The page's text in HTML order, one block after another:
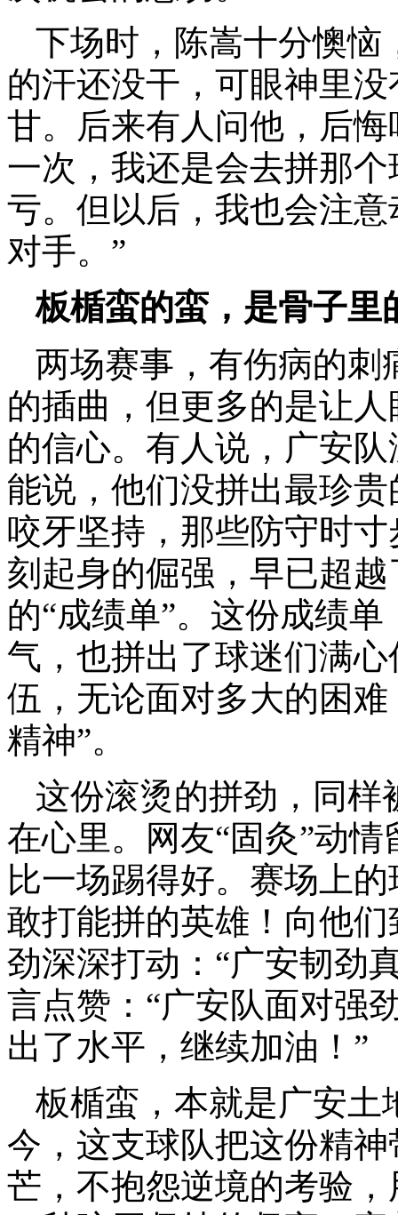
下场时，陈嵩十分懊恼
的汗还没干，可眼神里
甘。后来有人问他，后
一次，我还是会去拼那
亏。但以后，我也会注
对手。”
板楯蛮的蛮，是骨子里
两场赛事，有伤病的刺
的插曲，但更多的是让
的信心。有人说，广安
能说，他们没拼出最珍
咬牙坚持，那些防守时
刻起身的倔强，早已超
的“成绩单”。这份成绩
气，也拼出了球迷们满
伍，无论面对多大的困
精神”。
这份滚烫的拼劲，同样
在心里。网友“固灸”动
比一场踢得好。赛场上
敢打能拼的英雄！向他们
劲深深打动：“广安韧劲
言点赞：“广安队面对强
出了水平，继续加油！”
板楯蛮，本就是广安土
今，这支球队把这份精
芒，不抱怨逆境的考验